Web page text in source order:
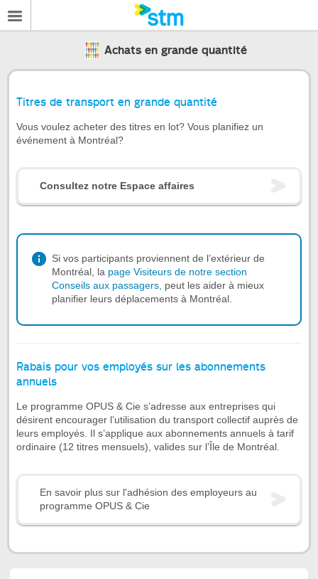
Achats en grande quantité
Titres de transport en grande quantité
Vous voulez acheter des titres en lot? Vous planifiez un
événement à Montréal?
Consultez notre Espace affaires
Si vos participants proviennent de l’extérieur de
Montréal, la page Visiteurs de notre section
Conseils aux passagers, peut les aider à mieux
planifier leurs déplacements à Montréal.
Rabais pour vos employés sur les abonnements
annuels
Le programme OPUS & Cie s’adresse aux entreprises qui
désirent encourager l’utilisation du transport collectif auprès de
leurs employés. Il s’applique aux abonnements annuels à tarif
ordinaire (12 titres mensuels), valides sur l’Île de Montréal.
En savoir plus sur l'adhésion des employeurs au
programme OPUS & Cie